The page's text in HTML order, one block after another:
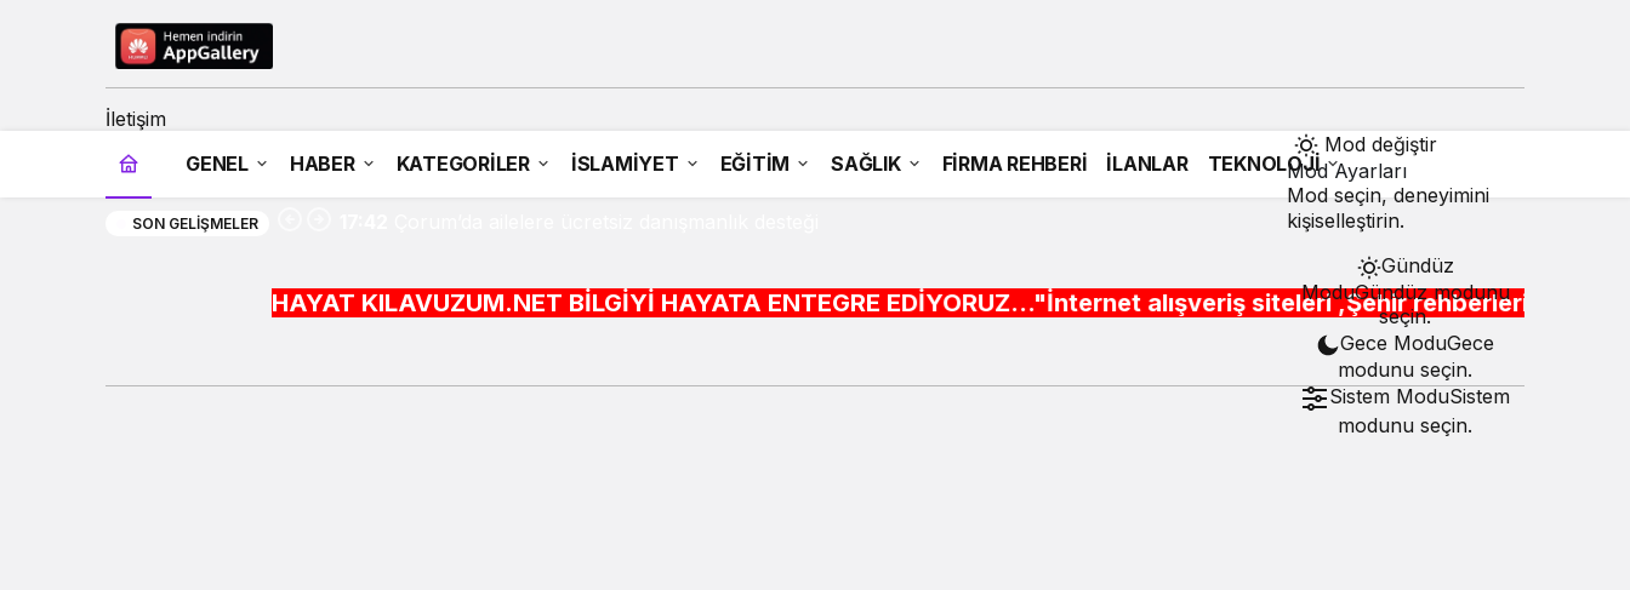
İletişim
GENEL
HABER KATEGORİLER İSLAMİYET EĞİTİM SAĞLIK FİRMA REHBERİ İLANLAR TEKNOLOJİ
Mod değiştir
Mod Ayarları
Mod seçin, deneyimini
kişiselleştirin.
Gündüz
ModuGündüz modunu
seçin.
Gece ModuGece
modunu seçin.
Sistem ModuSistem
modunu seçin.
SON GELIŞMELER
HAYAT KILAVUZUM.NET BİLGİYİ HAYATA ENTEGRE EDİYORUZ..."İnternet alışveriş siteleri ,Şehir rehberleri ,